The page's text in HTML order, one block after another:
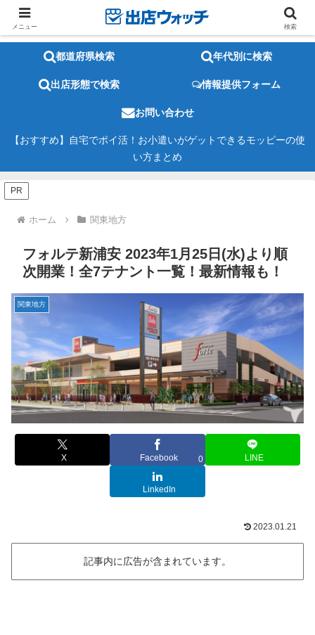
都道府県検索 年代別に検索
出店形態で検索 情報提供フォーム
お問い合わせ
【おすすめ】自宅でポイ活！お小遣いがゲットできるモッピーの使
い方まとめ
PR
ホーム 関東地方
フォルテ新浦安 2023年1月25日(水)より順
次開業！全7テナント一覧！最新情報も！
関東地方
X Facebook 0 LINE
LinkedIn
2023.01.21
記事内に広告が含まれています。
メニュー 検索